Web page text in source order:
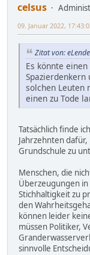
celsus
09. Januar 2022,
Zitat von:
Es könnte
Spazierdenkern
solchen Leuten
einen zu Tode
Tatsächlich finde
Jahrzehnten
Grundschule zu
Menschen, die
Überzeugungen
Stichhaltigkeit zu
den
können leider
müssen Politiker,
sinnvolle